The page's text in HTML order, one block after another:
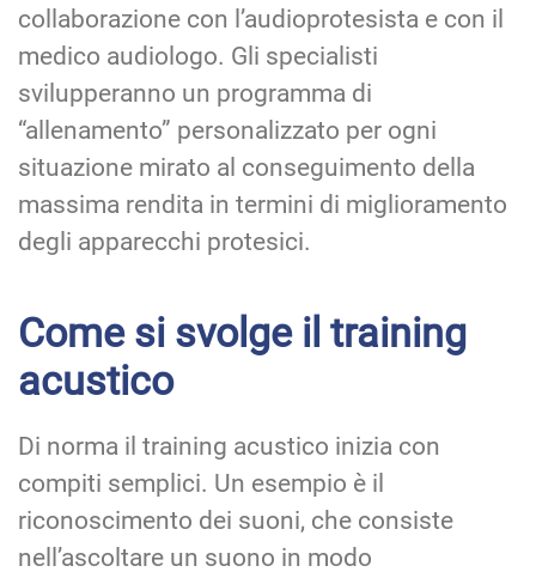
collaborazione con l’audioprotesista e con il
medico audiologo. Gli specialisti
svilupperanno un programma di
“allenamento” personalizzato per ogni
situazione mirato al conseguimento della
massima rendita in termini di miglioramento
degli apparecchi protesici.
Come si svolge il training
acustico
Di norma il training acustico inizia con
compiti semplici. Un esempio è il
riconoscimento dei suoni, che consiste
nell’ascoltare un suono in modo